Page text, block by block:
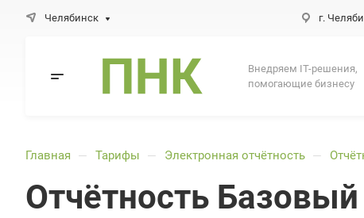
Челябинск г.
Внедряем IT-решения,
помогающие бизнесу
Главная — Тарифы — Электронная отчётность —
Отчётность Базовый